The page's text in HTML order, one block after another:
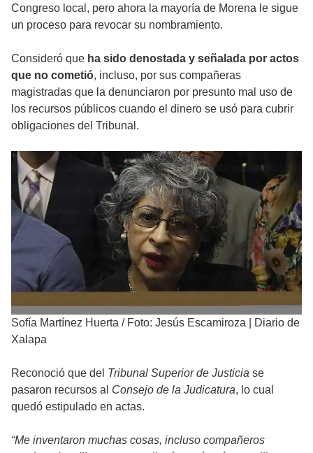
Congreso local, pero ahora la mayoría de Morena le sigue
un proceso para revocar su nombramiento.
Consideró que ha sido denostada y señalada por actos
que no cometió, incluso, por sus compañeras
magistradas que la denunciaron por presunto mal uso de
los recursos públicos cuando el dinero se usó para cubrir
obligaciones del Tribunal.
Sofía Martínez Huerta / Foto: Jesús Escamiroza | Diario de
Xalapa
Reconoció que del Tribunal Superior de Justicia se
pasaron recursos al Consejo de la Judicatura, lo cual
quedó estipulado en actas.
“Me inventaron muchas cosas, incluso compañeros